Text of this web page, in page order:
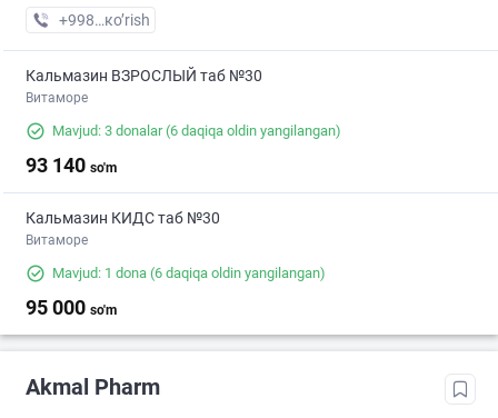
+998 (90) XXX-XX-XX
кo’rish
Кальмазин ВЗРОСЛЫЙ таб №30
Витаморе
Mavjud: 3 donalar(6 daqiqa oldin yangilangan)
93 140 so'm
Кальмазин КИДС таб №30
Витаморе
Mavjud: 1 dona (6 daqiqa oldin yangilangan)
95 000 so'm
Akmal Pharm